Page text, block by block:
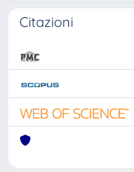
Citazioni